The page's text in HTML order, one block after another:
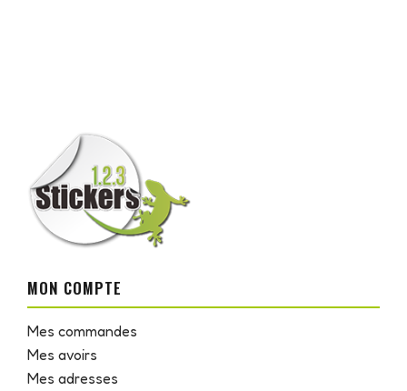
MON COMPTE
Mes commandes
Mes avoirs
Mes adresses